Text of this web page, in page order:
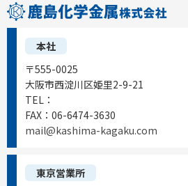
本社
〒555-0025
大阪市西淀川区姫里2-9-21
TEL：
FAX： 06-6474-3630
mail@kashima-kagaku.com
東京営業所